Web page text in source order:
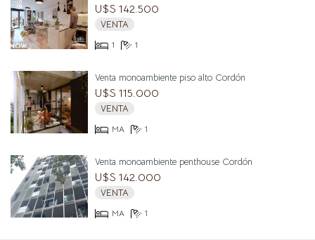
U$S 142.500
VENTA
1 1
Venta monoambiente piso alto Cordón
U$S 115.000
VENTA
MA 1
Venta monoambiente penthouse Cordón
U$S 142.000
VENTA
MA 1